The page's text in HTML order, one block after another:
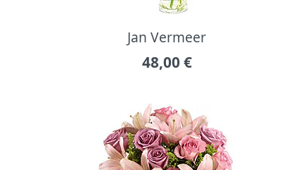
Jan Vermeer
48,00 €